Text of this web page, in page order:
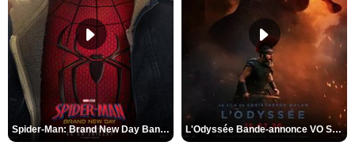
Spider-Man: Brand New Day Bande-annonce VO STFR L'Odyssée Bande-annonce VO STFR